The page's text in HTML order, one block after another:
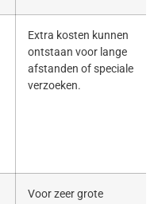
Extra kosten kunnen
ontstaan voor lange
afstanden of speciale
verzoeken.
Voor zeer grote